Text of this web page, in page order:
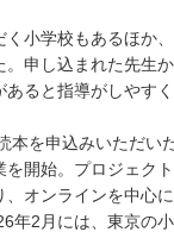
く小学校もあるほか
。申し込まれた先生
あると指導がしやす
本を申込みいただい
開始。プロジェク
オンラインを中心
年2月には、東京の